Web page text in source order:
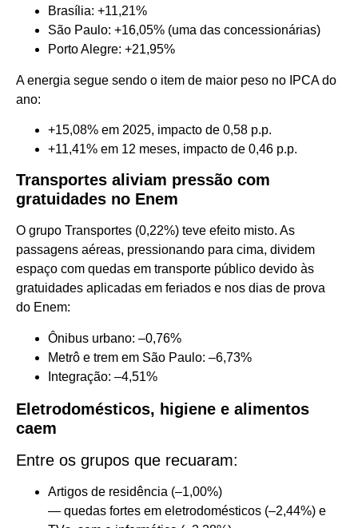
Brasília: +11,21%
São Paulo: +16,05% (uma das concessionárias)
Porto Alegre: +21,95%
A energia segue sendo o item de maior peso no IPCA do
ano:
+15,08% em 2025, impacto de 0,58 p.p.
+11,41% em 12 meses, impacto de 0,46 p.p.
Transportes aliviam pressão com
gratuidades no Enem
O grupo Transportes (0,22%) teve efeito misto. As
passagens aéreas, pressionando para cima, dividem
espaço com quedas em transporte público devido às
gratuidades aplicadas em feriados e nos dias de prova
do Enem:
Ônibus urbano: –0,76%
Metrô e trem em São Paulo: –6,73%
Integração: –4,51%
Eletrodomésticos, higiene e alimentos
caem
Entre os grupos que recuaram:
Artigos de residência (–1,00%)
— quedas fortes em eletrodomésticos (–2,44%) e